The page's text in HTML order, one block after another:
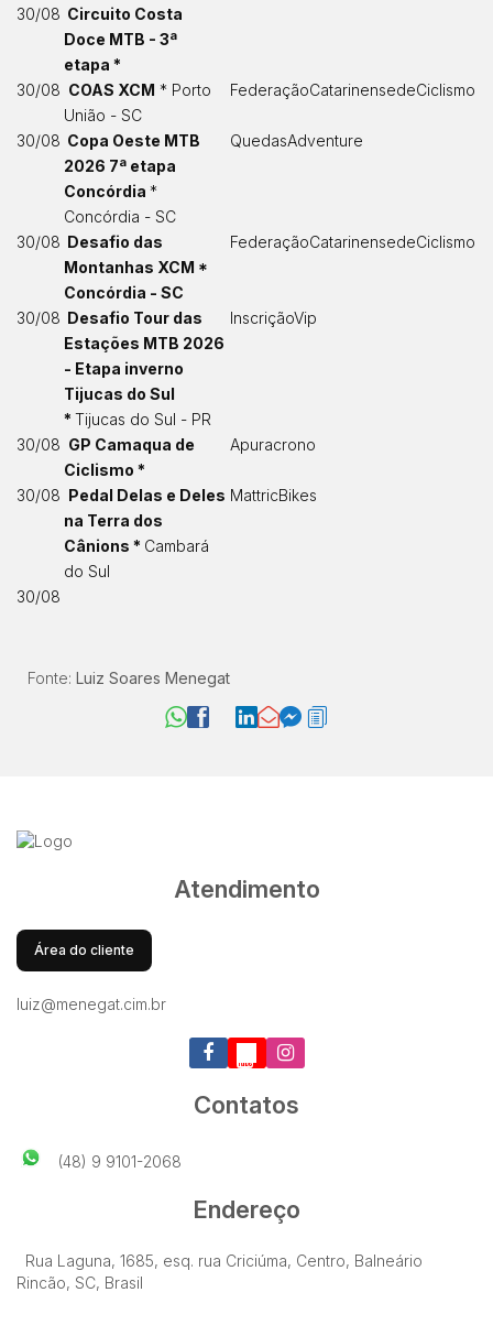
30/08 Circuito Costa
Doce MTB - 3ª
etapa *
30/08 COAS XCM * Porto
União - SC
FederaçãoCatarinensedeCiclismo
30/08 Copa Oeste MTB
2026 7ª etapa
Concórdia *
Concórdia - SC
QuedasAdventure
30/08 Desafio das
Montanhas XCM *
Concórdia - SC
FederaçãoCatarinensedeCiclismo
30/08 Desafio Tour das
Estações MTB 2026
- Etapa inverno
Tijucas do Sul
* Tijucas do Sul - PR
InscriçãoVip
30/08 GP Camaqua de
Ciclismo *
Apuracrono
30/08 Pedal Delas e Deles
na Terra dos
Cânions * Cambará
do Sul
MattricBikes
30/08
Fonte: Luiz Soares Menegat
Atendimento
Área do cliente
luiz@menegat.cim.br
Contatos
(48) 9 9101-2068
Endereço
Rua Laguna, 1685, esq. rua Criciúma, Centro, Balneário
Rincão, SC, Brasil